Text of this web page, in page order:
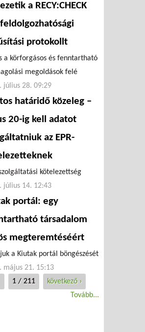
a RECY:CHECK
protokollt
a körforgásos és fenntartható
megoldások felé
július 28. 09:29
határidő közeleg –
20-ig kell adatot
az EPR-
kötelezettség
július 14. 12:43
portál: egy
társadalom
megteremtéséért
a Kiutak portál böngészését
május 21. 15:13
1 / 211
következő ›
Tovább...